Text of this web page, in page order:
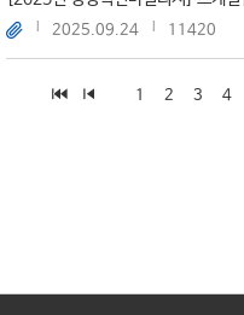
2025.09.24 11420
1 2 3 4